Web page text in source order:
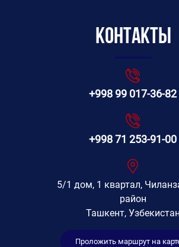
Контакты
+998 99 017-36-82
+998 71 253-91-00
5/1 дом, 1 квартал,
район
Ташкент, Узбекистан
Проложить маршрут на